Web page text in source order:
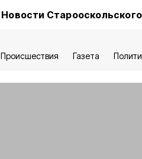
Новости
Происшествия Газета